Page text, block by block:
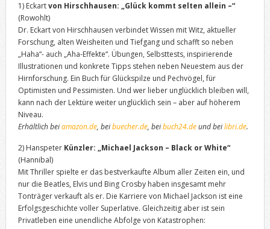
1) Eckartvon Hirschhausen: „Glück kommt selten allein –“
(Rowohlt)
Dr. Eckart von Hirschhausen verbindet Wissen mit Witz, aktueller
Forschung, alten Weisheiten und Tiefgang und schafft so neben
„Haha“- auch „Aha-Effekte“. Übungen, Selbsttests, inspirierende
Illustrationen und konkrete Tipps stehen neben Neuestem aus der
Hirnforschung. Ein Buch für Glückspilze und Pechvögel, für
Optimisten und Pessimisten. Und wer lieber unglücklich bleiben will,
kann nach der Lektüre weiter unglücklich sein – aber auf höherem
Niveau.
Erhältlich beiamazon.de, beibuecher.de, beibuch24.deund beilibri.de.
2) Hanspeter Künzler: „Michael Jackson – Black or White“
(Hannibal)
Mit Thriller spielte er das bestverkaufte Album aller Zeiten ein, und
nur die Beatles, Elvis und Bing Crosby haben insgesamt mehr
Tonträger verkauft als er. Die Karriere von Michael Jackson ist eine
Erfolgsgeschichte voller Superlative. Gleichzeitig aber ist sein
Privatleben eine unendliche Abfolge von Katastrophen: